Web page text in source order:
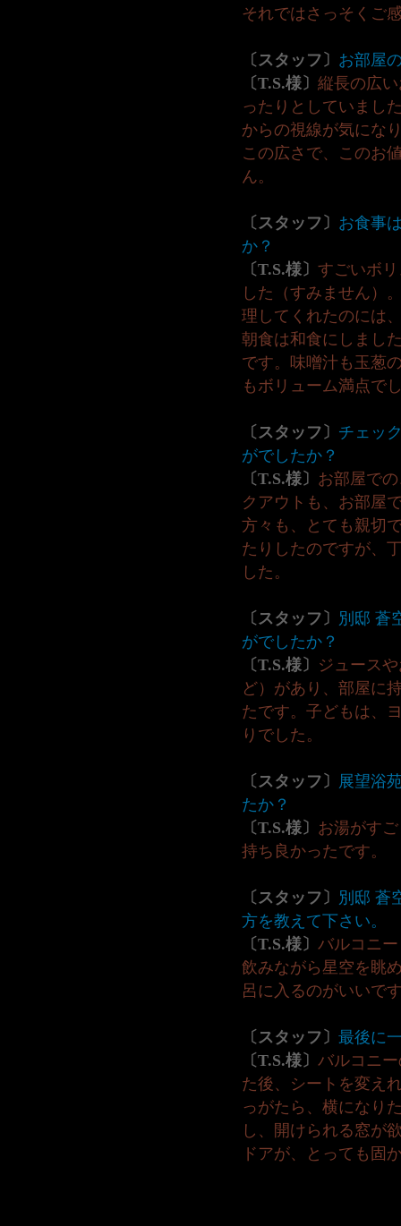
それではさっそくご
〔スタッフ〕 お部屋
〔T.S.様〕 縦長の広
ったりとしていまし
からの視線が気にな
この広さで、このお
ん。
〔スタッフ〕 お食事
か？
〔T.S.様〕 すごいボ
した（すみません）
理してくれたのには
朝食は和食にしまし
です。味噌汁も玉葱
もボリューム満点で
〔スタッフ〕 チェッ
がでしたか？
〔T.S.様〕 お部屋で
クアウトも、お部屋
方々も、とても親切
たりしたのですが、
した。
〔スタッフ〕 別邸 蒼
がでしたか？
〔T.S.様〕 ジュース
ど）があり、部屋に
たです。子どもは、
りでした。
〔スタッフ〕 展望浴
たか？
〔T.S.様〕 お湯がす
持ち良かったです。
〔スタッフ〕 別邸 蒼
方を教えて下さい。
〔T.S.様〕 バルコニ
飲みながら星空を眺
呂に入るのがいいで
〔スタッフ〕 最後に
〔T.S.様〕 バルコニ
た後、シートを変え
っがたら、横になり
し、開けられる窓が
ドアが、とっても固